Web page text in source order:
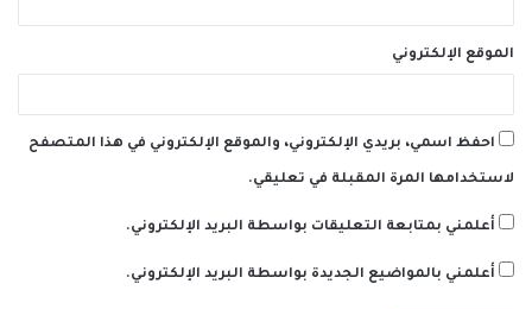
الموقع الإلكتروني
احفظ اسمي، بريدي الإلكتروني، والموقع الإلكتروني في هذا المتصفح
لاستخدامها المرة المقبلة في تعليقي.
أعلمني بمتابعة التعليقات بواسطة البريد الإلكتروني.
أعلمني بالمواضيع الجديدة بواسطة البريد الإلكتروني.